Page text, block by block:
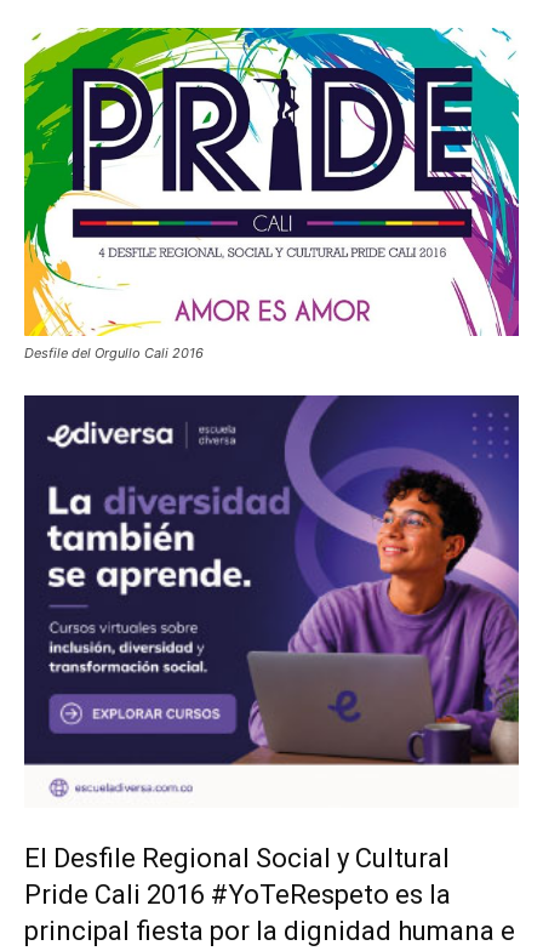
Desfile del Orgullo Cali 2016
El Desfile Regional Social y Cultural
Pride Cali 2016 #YoTeRespeto es la
principal fiesta por la dignidad humana e